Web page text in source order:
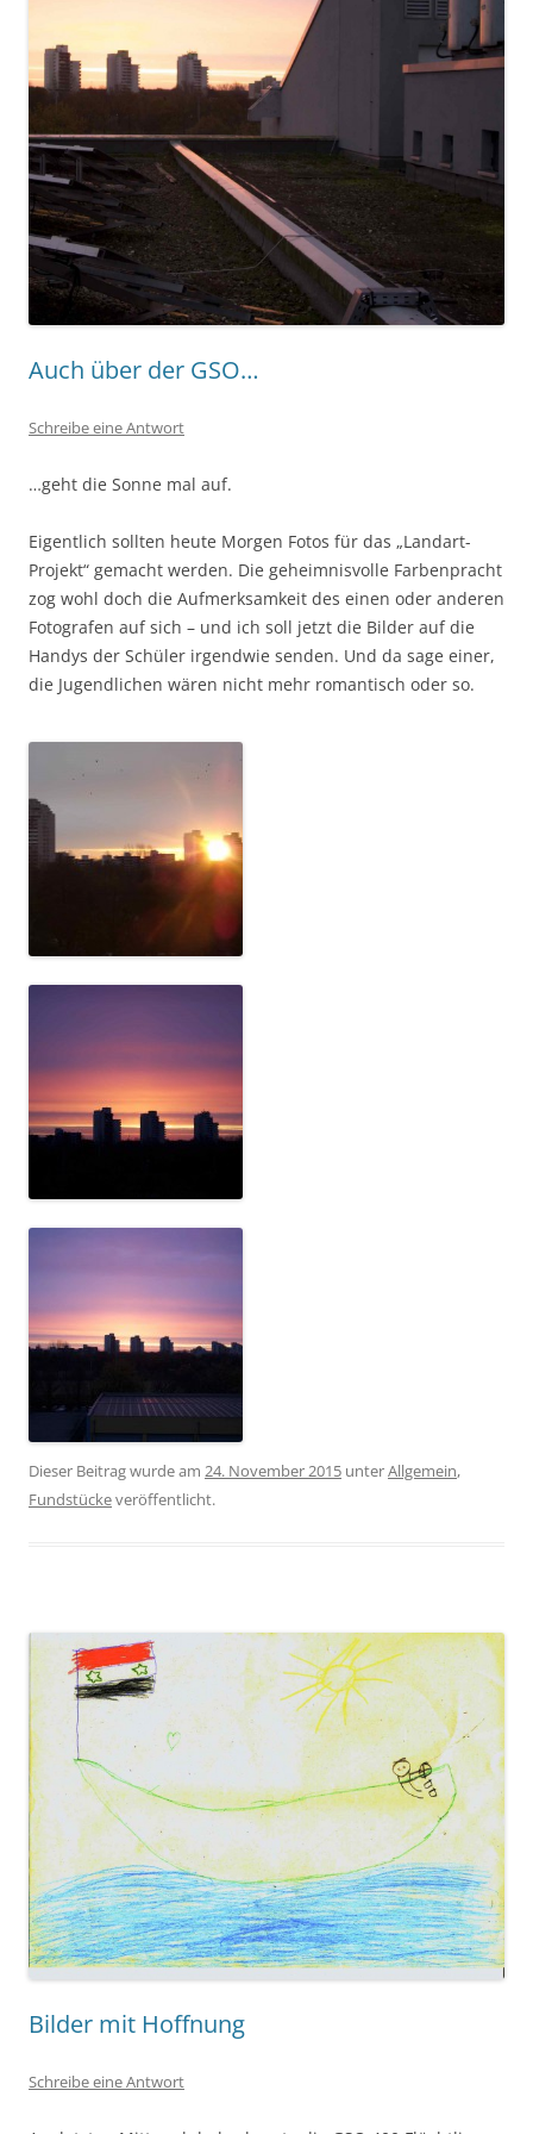
Auch über der GSO…
Schreibe eine Antwort
…geht die Sonne mal auf.
Eigentlich sollten heute Morgen Fotos für das „Landart-
Projekt“ gemacht werden. Die geheimnisvolle Farbenpracht
zog wohl doch die Aufmerksamkeit des einen oder anderen
Fotografen auf sich – und ich soll jetzt die Bilder auf die
Handys der Schüler irgendwie senden. Und da sage einer,
die Jugendlichen wären nicht mehr romantisch oder so.
Dieser Beitrag wurde am 24. November 2015 unterAllgemein,
Fundstückeveröffentlicht.
Bilder mit Hoffnung
Schreibe eine Antwort